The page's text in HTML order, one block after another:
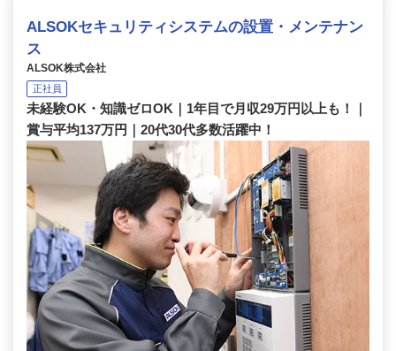
ALSOKセキュリティシステムの設置・メンテナン
ス
ALSOK株式会社
正社員
未経験OK・知識ゼロOK｜1年目で月収29万円以上も！｜
賞与平均137万円｜20代30代多数活躍中！